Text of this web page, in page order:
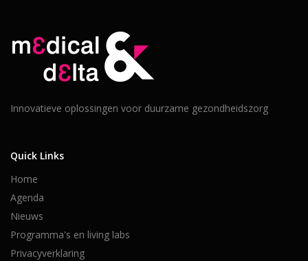
Innovatieve oplossingen voor duurzame gezondheidszorg
Quick Links
Home
Agenda
Nieuws
Programma's en living labs
Privacyverklaring